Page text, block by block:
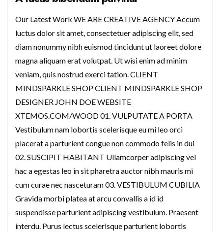
Our Latest Work WE ARE CREATIVE AGENCY Accum
luctus dolor sit amet, consectetuer adipiscing elit, sed
diam nonummy nibh euismod tincidunt ut laoreet dolore
magna aliquam erat volutpat. Ut wisi enim ad minim
veniam, quis nostrud exerci tation. CLIENT
MINDSPARKLE SHOP CLIENT MINDSPARKLE SHOP
DESIGNER JOHN DOE WEBSITE
XTEMOS.COM/WOOD 01. VULPUTATE A PORTA
Vestibulum nam lobortis scelerisque eu mi leo orci
placerat a parturient congue non commodo felis in dui
02. SUSCIPIT HABITANT Ullamcorper adipiscing vel
hac a egestas leo in sit pharetra auctor nibh mauris mi
cum curae nec nasceturam 03. VESTIBULUM CUBILIA
Gravida morbi platea at arcu convallis a id id
suspendisse parturient adipiscing vestibulum. Praesent
interdu. Purus lectus scelerisque parturient lobortis